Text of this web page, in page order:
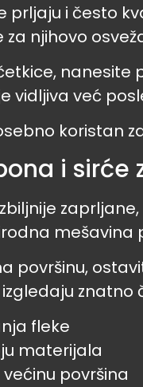
prljaju i često
za njihovo
nanesite
vidljiva već
koristan
i sirće
površinu,
znatno
fleke
materijala
površina